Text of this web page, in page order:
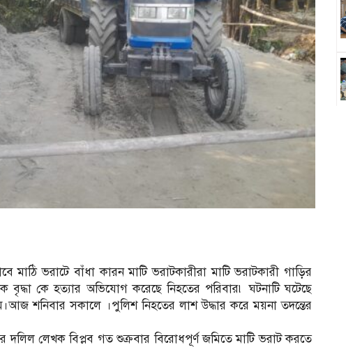
মাঠি ভরাটে বাঁধা কারন মাটি ভরাটকারীরা মাটি ভরাটকারী গাড়ির
কে হত্যার অভিযোগ করেছে নিহতের পরিবার৷ ঘটনাটি ঘটেছে
শনিবার সকালে ।পুলিশ নিহতের লাশ উদ্ধার করে ময়না তদন্তের
দলিল লেখক বিপ্লব গত শুক্রবার বিরোধপূর্ণ জমিতে মাটি ভরাট করতে